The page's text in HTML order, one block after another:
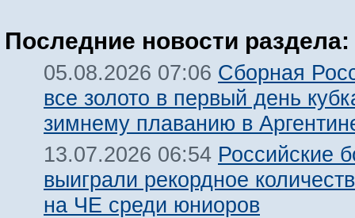
Последние новости раздела:
05.08.2026 07:06 Сборная
все золото в первый день
зимнему плаванию в
13.07.2026 06:54 Российские
выиграли рекордное
на ЧЕ среди юниоров